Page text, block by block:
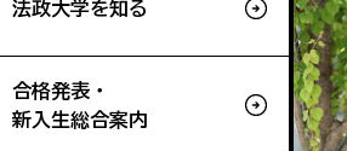
法政大学を知る
合格発表・
新入生総合案内